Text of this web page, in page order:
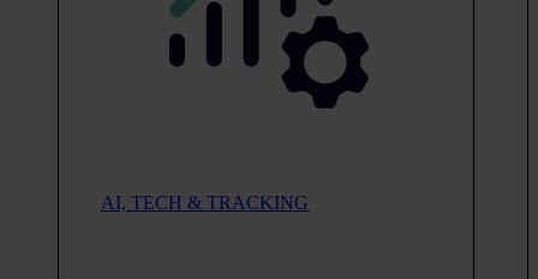
AI, TECH & TRACKING